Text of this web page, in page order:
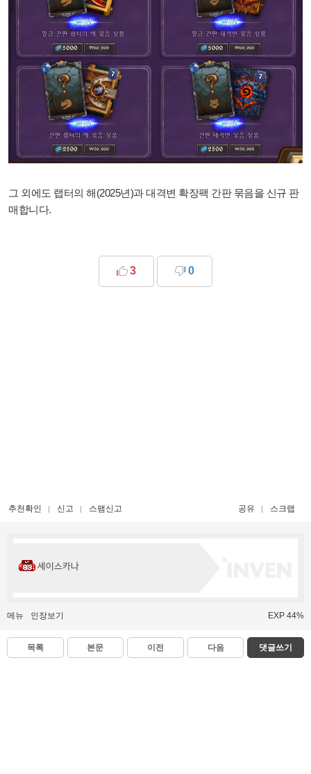
그 외에도 랩터의 해(2025년)과 대격변 확장팩 간판 묶음을 신규 판
매합니다.
3 0
추천확인 신고 스팸신고 공유 스크랩
세이스카나
메뉴 인장보기 EXP 44%
목록 본문 이전 다음 댓글쓰기